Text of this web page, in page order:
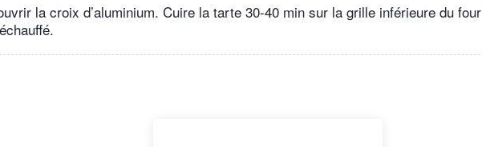
la croix d’aluminium. Cuire la tarte 30-40 min sur la grille inférieure du four